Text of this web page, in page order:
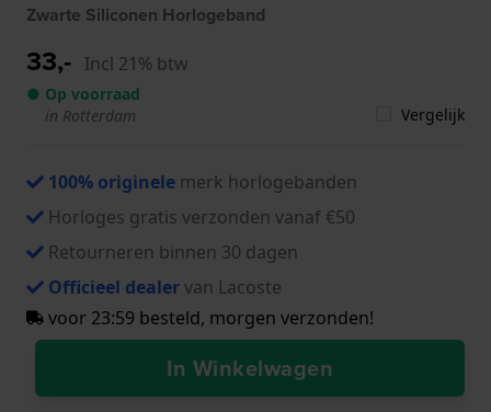
Zwarte Siliconen Horlogeband
33,- Incl 21% btw
● Op voorraad
in Rotterdam
Vergelijk
100% originele merk horlogebanden
Horloges gratis verzonden vanaf €50
Retourneren binnen 30 dagen
Officieel dealervan Lacoste
voor 23:59 besteld, morgen verzonden!
In Winkelwagen